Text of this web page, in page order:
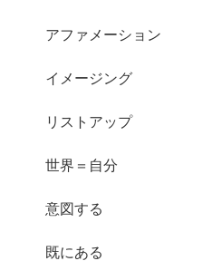
アファメーション
イメージング
リストアップ
世界＝自分
意図する
既にある